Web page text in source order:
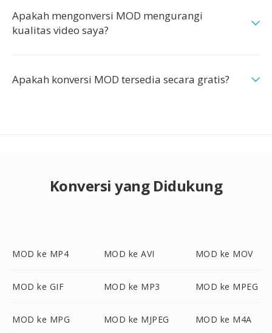
Apakah mengonversi MOD mengurangi
kualitas video saya?
Apakah konversi MOD tersedia secara gratis?
Konversi yang Didukung
MOD ke MP4 MOD ke AVI MOD ke MOV
MOD ke GIF MOD ke MP3 MOD ke MPEG
MOD ke MPG MOD ke MJPEG MOD ke M4A